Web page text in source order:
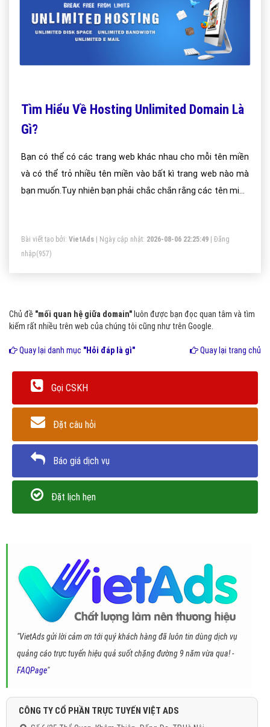
Tìm Hiểu Về Hosting Unlimited Domain Là
Gì?
Bạn có thể có các trang web khác nhau cho mỗi tên miền
và có thể trỏ nhiều tên miền vào bất kì trang web nào mà
bạn muốn.Tuy nhiên bạn phải chắc chắn rằng các tên miền
tên miền để có thể sử dụng cùng với hosting của bạn. Nếu
bạn muốn có nhiều hơn một tên miền thì bạn cần đăng kí
trước khi sử dụng mỗi tên miền đó.
Bài viết tạo bởi: VietAds | Ngày cập nhật: 2026-08-06 22:25:49
Đăng
nhập(957)
Chủ đề "mối quan hệ giữa domain" luôn được bạn đọc quan tâm và tìm
kiếm rất nhiều trên web của chúng tôi cũng như trên Google.
Quay lại danh mục "Hỏi đáp là gì" Quay lại trang chủ
Gọi CSKH
Đặt câu hỏi
Báo giá dịch vụ
Đặt lịch hẹn
"VietAds gửi lời cảm ơn tới quý khách hàng đã luôn tin dùng dịch vụ
quảng cáo trực tuyến hiệu quả suốt chặng đường 9 năm vừa qua! -
FAQPage"
CÔNG TY CỔ PHẦN TRỰC TUYẾN VIỆT ADS